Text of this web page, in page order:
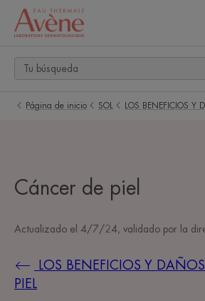
Página de inicio SOL LOS BENEFICIOS Y
Cáncer de piel
Actualizado el 4/7/24, validado por la
LOS BENEFICIOS Y
PIEL